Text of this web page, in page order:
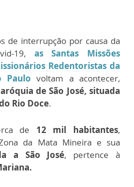
de interrupção por causa da
19, as Santas Missões
Redentoristas da
Paulo voltam a acontecer,
de São José, situada
Rio Doce.
de 12 mil habitantes,
da Mata Mineira e sua
a São José, pertence à